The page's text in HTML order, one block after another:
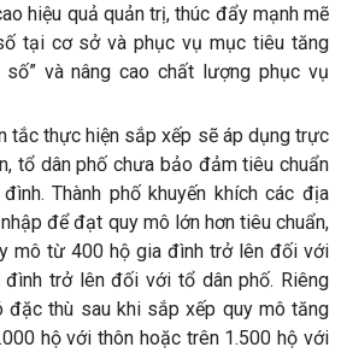
hiệu quả quản trị, thúc đẩy mạnh mẽ
tại cơ sở và phục vụ mục tiêu tăng
và nâng cao chất lượng phục vụ
tắc thực hiện sắp xếp sẽ áp dụng trực
tổ dân phố chưa bảo đảm tiêu chuẩn
Thành phố khuyến khích các địa
để đạt quy mô lớn hơn tiêu chuẩn,
mô từ 400 hộ gia đình trở lên đối với
trở lên đối với tổ dân phố. Riêng
thù sau khi sắp xếp quy mô tăng
hộ với thôn hoặc trên 1.500 hộ với